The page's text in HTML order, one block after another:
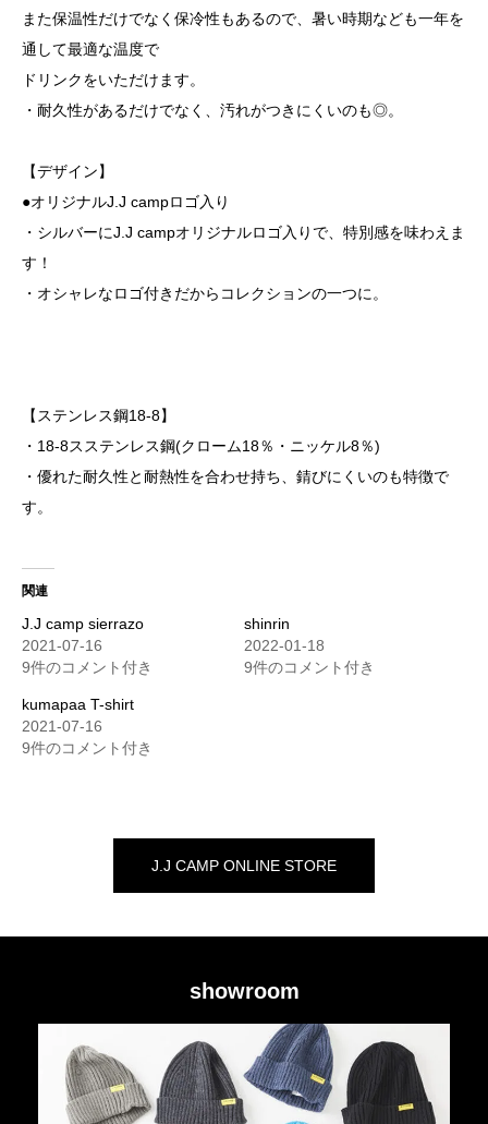
また保温性だけでなく保冷性もあるので、暑い時期なども一年を
通して最適な温度で
ドリンクをいただけます。
・耐久性があるだけでなく、汚れがつきにくいのも◎。
【デザイン】
●オリジナルJ.J campロゴ入り
・シルバーにJ.J campオリジナルロゴ入りで、特別感を味わえま
す！
・オシャレなロゴ付きだからコレクションの一つに。
【ステンレス鋼18-8】
・18-8スステンレス鋼(クローム18％・ニッケル8％)
・優れた耐久性と耐熱性を合わせ持ち、錆びにくいのも特徴で
す。
関連
J.J camp sierrazo
2021-07-16
9件のコメント付き
shinrin
2022-01-18
9件のコメント付き
kumapaa T-shirt
2021-07-16
9件のコメント付き
J.J CAMP ONLINE STORE
showroom